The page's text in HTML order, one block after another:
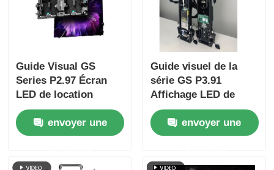
Guide Visual GS
Series P2.97 Écran
LED de location
d'intérieur pour
conférence
d'exposition, 7680 Hz
envoyer une
Guide visuel de la
série GS P3.91
Affichage LED de
location extérieure
5000nit IP65 pour le
festival de musique,
sauvegarde
envoyer une